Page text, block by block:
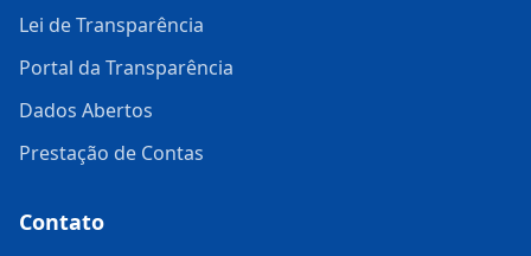
Lei de Transparência
Portal da Transparência
Dados Abertos
Prestação de Contas
Contato